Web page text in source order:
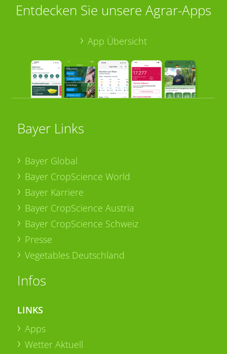
Entdecken Sie unsere Agrar-Apps
App Übersicht
Bayer Links
Bayer Global
Bayer CropScience World
Bayer Karriere
Bayer CropScience Austria
Bayer CropScience Schweiz
Presse
Vegetables Deutschland
Infos
LINKS
Apps
Wetter Aktuell